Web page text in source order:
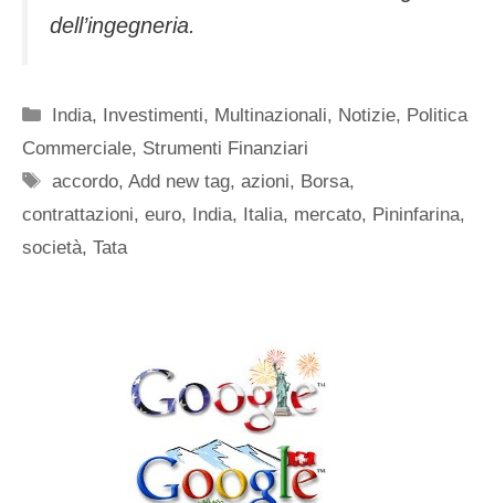
dell’ingegneria.
Categorie
India, Investimenti, Multinazionali, Notizie, Politica
Commerciale, Strumenti Finanziari
Tag
accordo,Add new tag,azioni, Borsa,
contrattazioni, euro, India, Italia, mercato, Pininfarina,
società, Tata